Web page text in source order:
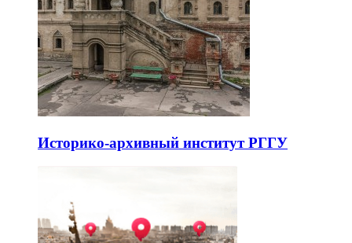
Историко-архивный институт РГГУ